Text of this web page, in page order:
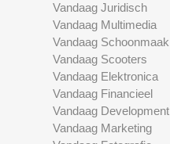
Vandaag Juridisch
Vandaag Multimedia
Vandaag Schoonmaak
Vandaag Scooters
Vandaag Elektronica
Vandaag Financieel
Vandaag Development
Vandaag Marketing